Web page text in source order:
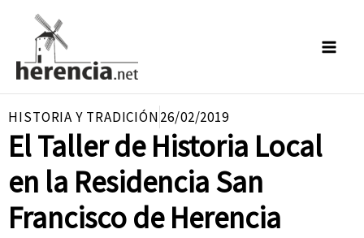
contenido
HISTORIA Y TRADICIÓN26/02/2019
El Taller de Historia Local
en la Residencia San
Francisco de Herencia